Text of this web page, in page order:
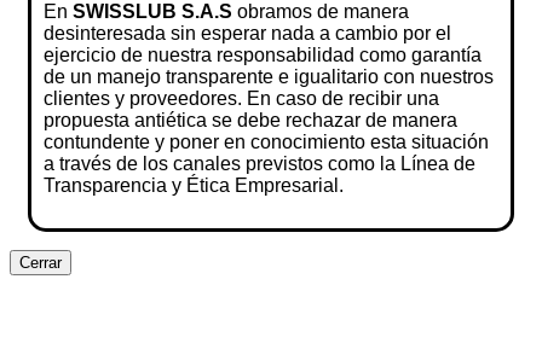
En SWISSLUB S.A.S obramos de manera
desinteresada sin esperar nada a cambio por el
ejercicio de nuestra responsabilidad como garantía
de un manejo transparente e igualitario con nuestros
clientes y proveedores. En caso de recibir una
propuesta antiética se debe rechazar de manera
contundente y poner en conocimiento esta situación
a través de los canales previstos como la Línea de
Transparencia y Ética Empresarial.
Cerrar